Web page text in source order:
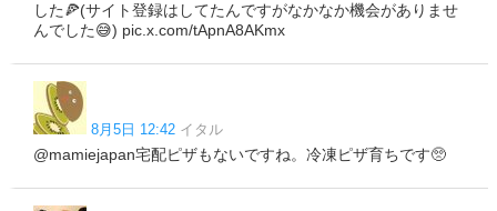
した🍕(サイト登録はしてたんですがなかなか機会がありませ
んでした😅) pic.x.com/tApnA8AKmx
8月5日 12:42 イタル
@mamiejapan宅配ピザもないですね。冷凍ピザ育ちです🥺